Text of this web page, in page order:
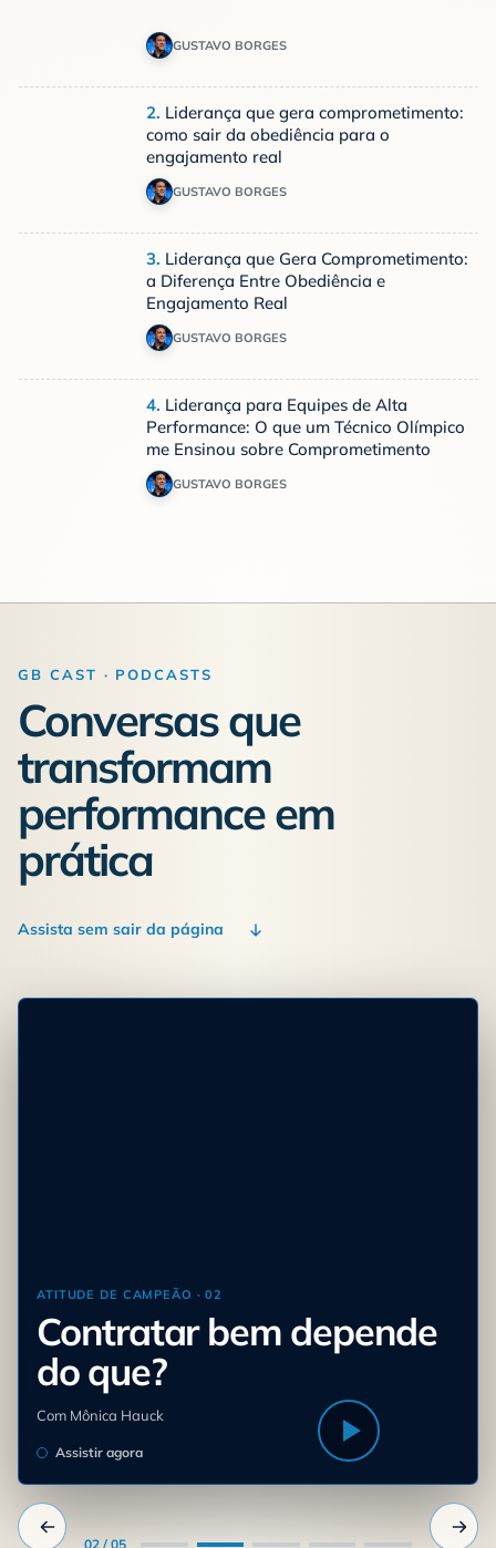
GUSTAVO BORGES
2. Liderança que gera comprometimento:
como sair da obediência para o
engajamento real
GUSTAVO BORGES
3. Liderança que Gera Comprometimento:
a Diferença Entre Obediência e
Engajamento Real
GUSTAVO BORGES
4. Liderança para Equipes de Alta
Performance: O que um Técnico Olímpico
me Ensinou sobre Comprometimento
GUSTAVO BORGES
GB CAST · PODCASTS
Conversas que
transformam
performance em
prática
Assista sem sair da página
ATITUDE DE CAMPEÃO · 02
Contratar bem depende
do que?
Com Mônica Hauck
Assistir agora
02 / 05